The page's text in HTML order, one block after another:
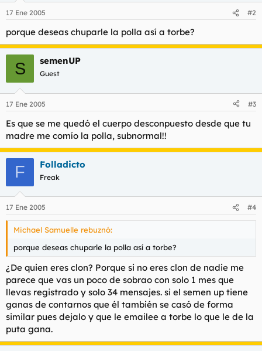
17 Ene 2005 #2
porque deseas chuparle la polla así a torbe?
S semenUP
Guest
17 Ene 2005 #3
Es que se me quedó el cuerpo desconpuesto desde que tu
madre me comío la polla, subnormal!!
F Folladicto
Freak
17 Ene 2005 #4
Michael Samuelle rebuznó:
porque deseas chuparle la polla así a torbe?
¿De quien eres clon? Porque si no eres clon de nadie me
parece que vas un poco de sobrao con solo 1 mes que
llevas registrado y solo 34 mensajes. si el semen up tiene
ganas de contarnos que él también se casó de forma
similar pues dejalo y que le emailee a torbe lo que le de la
puta gana.